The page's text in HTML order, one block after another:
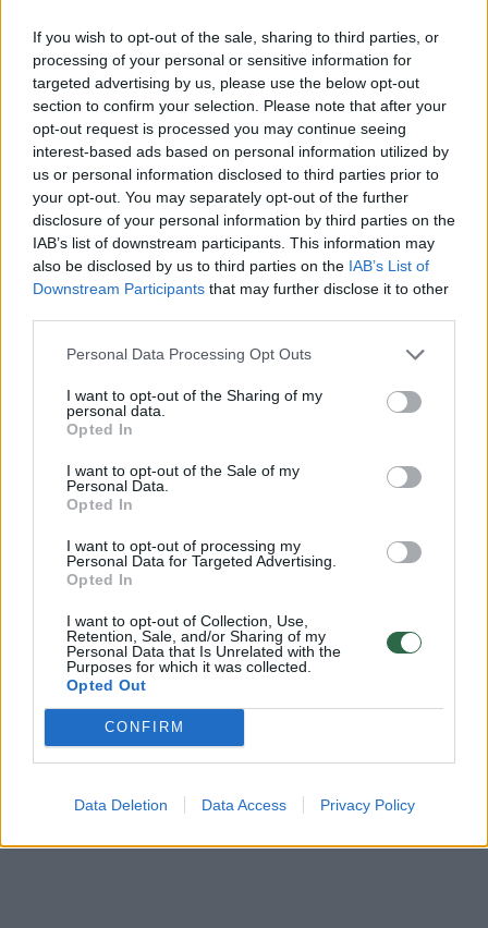
If you wish to opt-out of the sale, sharing to third parties, or
processing of your personal or sensitive information for
targeted advertising by us, please use the below opt-out
section to confirm your selection. Please note that after your
opt-out request is processed you may continue seeing
interest-based ads based on personal information utilized by
us or personal information disclosed to third parties prior to
your opt-out. You may separately opt-out of the further
disclosure of your personal information by third parties on the
IAB’s list of downstream participants. This information may
also be disclosed by us to third parties on the IAB’s List of
Downstream Participants that may further disclose it to other
Personal Data Processing Opt Outs
I want to opt-out of the Sharing of my
personal data.
Opted In
I want to opt-out of the Sale of my
Personal Data.
Opted In
I want to opt-out of processing my
Personal Data for Targeted Advertising.
Opted In
I want to opt-out of Collection, Use,
Retention, Sale, and/or Sharing of my
Personal Data that Is Unrelated with the
Purposes for which it was collected.
Opted Out
CONFIRM
Data Deletion Data Access Privacy Policy
Šiais metais labdaros ir paramos fondo
„Mamų unijos“ organizuojamus Auksinio
kaspino mėnesio renginius globoja Jo
Ekscelencija Prezidentas Valdas Adamkus. Su
jais susipažinti galite fondo svetainėje
www.mamuunija.lt.
Renata Uzialkaitė-Jampolskė prašymas Mamų unija
Komentuoti po šiuo straipsniu
Prisijunkite prie registruotų vartotojų
bendruomenės ir bendraukite komentaruose!
Prisijungti komentatoriams